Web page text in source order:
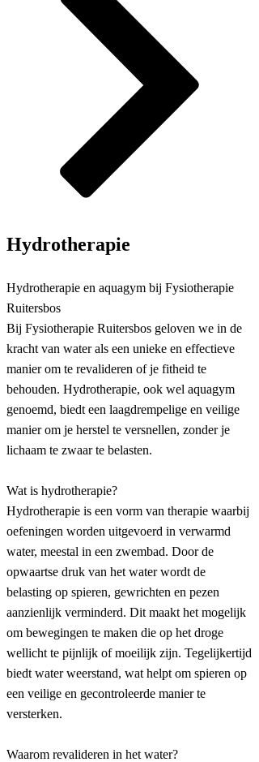
Hydrotherapie
Hydrotherapie en aquagym bij Fysiotherapie
Ruitersbos
Bij Fysiotherapie Ruitersbos geloven we in de
kracht van water als een unieke en effectieve
manier om te revalideren of je fitheid te
behouden. Hydrotherapie, ook wel aquagym
genoemd, biedt een laagdrempelige en veilige
manier om je herstel te versnellen, zonder je
lichaam te zwaar te belasten.
Wat is hydrotherapie?
Hydrotherapie is een vorm van therapie waarbij
oefeningen worden uitgevoerd in verwarmd
water, meestal in een zwembad. Door de
opwaartse druk van het water wordt de
belasting op spieren, gewrichten en pezen
aanzienlijk verminderd. Dit maakt het mogelijk
om bewegingen te maken die op het droge
wellicht te pijnlijk of moeilijk zijn. Tegelijkertijd
biedt water weerstand, wat helpt om spieren op
een veilige en gecontroleerde manier te
versterken.
Waarom revalideren in het water?